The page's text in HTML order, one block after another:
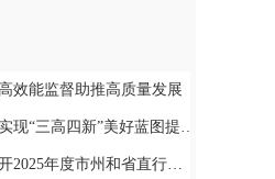
效能监督助推高质量发展
高四新”美好蓝图提供坚实法治保障
行业系统党（工）委书记抓基层党建工作述职评议会议